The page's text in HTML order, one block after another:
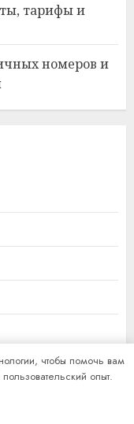
тарифы и
номеров и
чтобы помочь вам
опыт.